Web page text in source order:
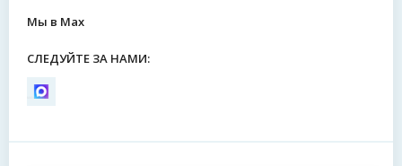
Мы в Max
СЛЕДУЙТЕ ЗА НАМИ: